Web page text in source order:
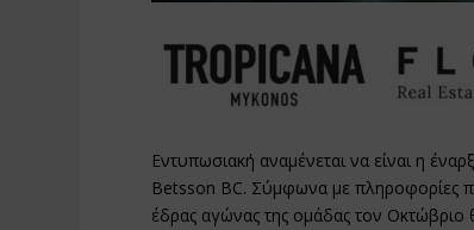
Εντυπωσιακή αναμένεται να είναι η
Betsson BC. Σύμφωνα με πληροφορίες
έδρας αγώνας της ομάδας τον